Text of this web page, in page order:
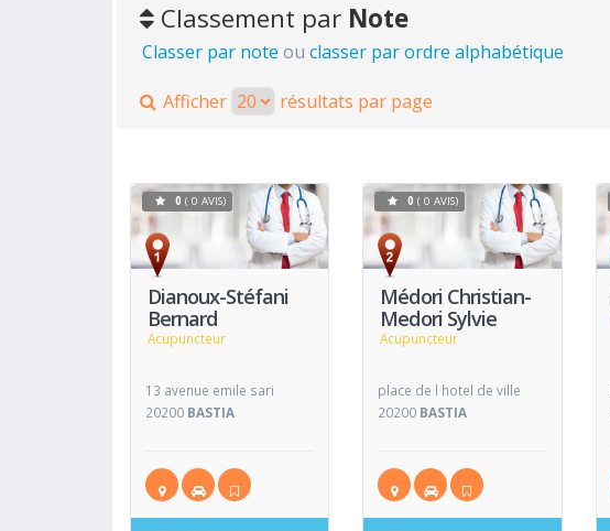
Classement par Note
Classer par note ou classer par ordre alphabétique
Afficher résultats par page
Dianoux-Stéfani
Bernard
Acupuncteur
Voir
0 ( 0 AVIS)
13 avenue emile sari
20200 BASTIA
Médori Christian-
Medori Sylvie
Acupuncteur
Voir
Fiche
0( 0 AVIS)
place de l hotel de ville
20200 BASTIA
Fiche